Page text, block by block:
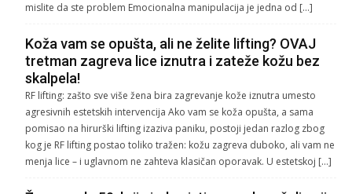
mislite da ste problem Emocionalna manipulacija je jedna od […]
Koža vam se opušta, ali ne želite lifting? OVAJ
tretman zagreva lice iznutra i zateže kožu bez
skalpela!
RF lifting: zašto sve više žena bira zagrevanje kože iznutra umesto
agresivnih estetskih intervencija Ako vam se koža opušta, a sama
pomisao na hirurški lifting izaziva paniku, postoji jedan razlog zbog
kog je RF lifting postao toliko tražen: kožu zagreva duboko, ali vam ne
menja lice – i uglavnom ne zahteva klasičan oporavak. U estetskoj […]